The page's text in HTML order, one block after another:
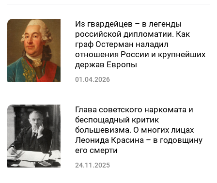
Из гвардейцев – в легенды
российской дипломатии. Как
граф Остерман наладил
отношения России и крупнейших
держав Европы
01.04.2026
Глава советского наркомата и
беспощадный критик
большевизма. О многих лицах
Леонида Красина – в годовщину
его смерти
24.11.2025